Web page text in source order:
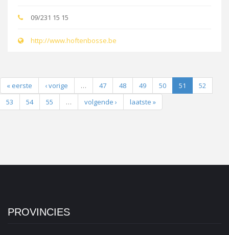
09/231 15 15
http://www.hoftenbosse.be
« eerste ‹ vorige … 47 48 49 50 51
52
53
54 55 … volgende › laatste »
PROVINCIES